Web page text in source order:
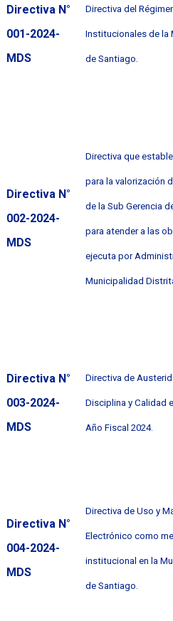
Directiva N°
001-2024-
MDS
Directiva del
Institucionales de la
de Santiago.
Directiva N°
002-2024-
MDS
Directiva que
para la valorización
de la Sub Gerencia
para atender a las
ejecuta por
Municipalidad
Directiva N°
003-2024-
MDS
Directiva de
Disciplina y Calidad
Año Fiscal 2024.
Directiva N°
004-2024-
MDS
Directiva de Uso y
Electrónico como
institucional en la
de Santiago.